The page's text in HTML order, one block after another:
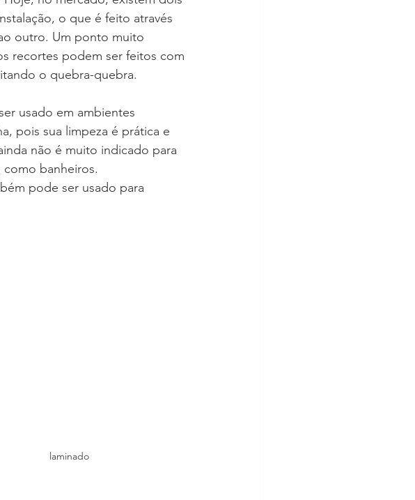
o que é feito através
outro. Um ponto muito
recortes podem ser feitos com
o quebra-quebra.
usado em ambientes
pois sua limpeza é prática e
não é muito indicado para
banheiros.
pode ser usado para
laminado